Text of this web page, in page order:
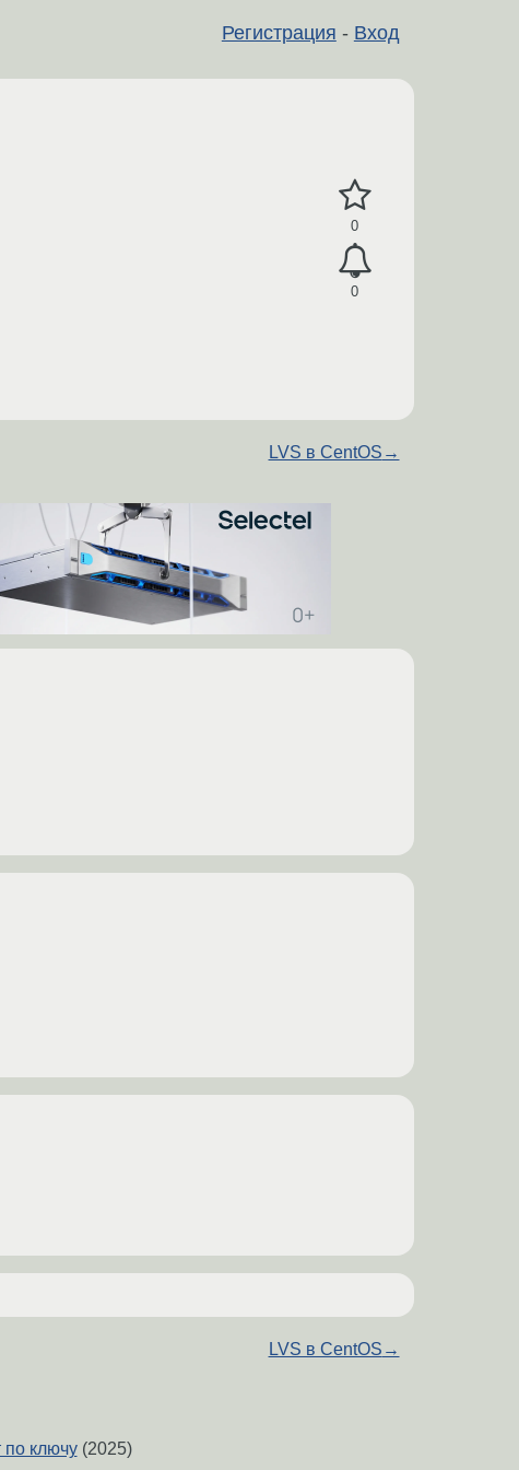
Регистрация - Вход
0
0
LVS в CentOS →
LVS в CentOS →
по ключу(2025)